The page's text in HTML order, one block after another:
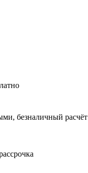
безналичный расчёт